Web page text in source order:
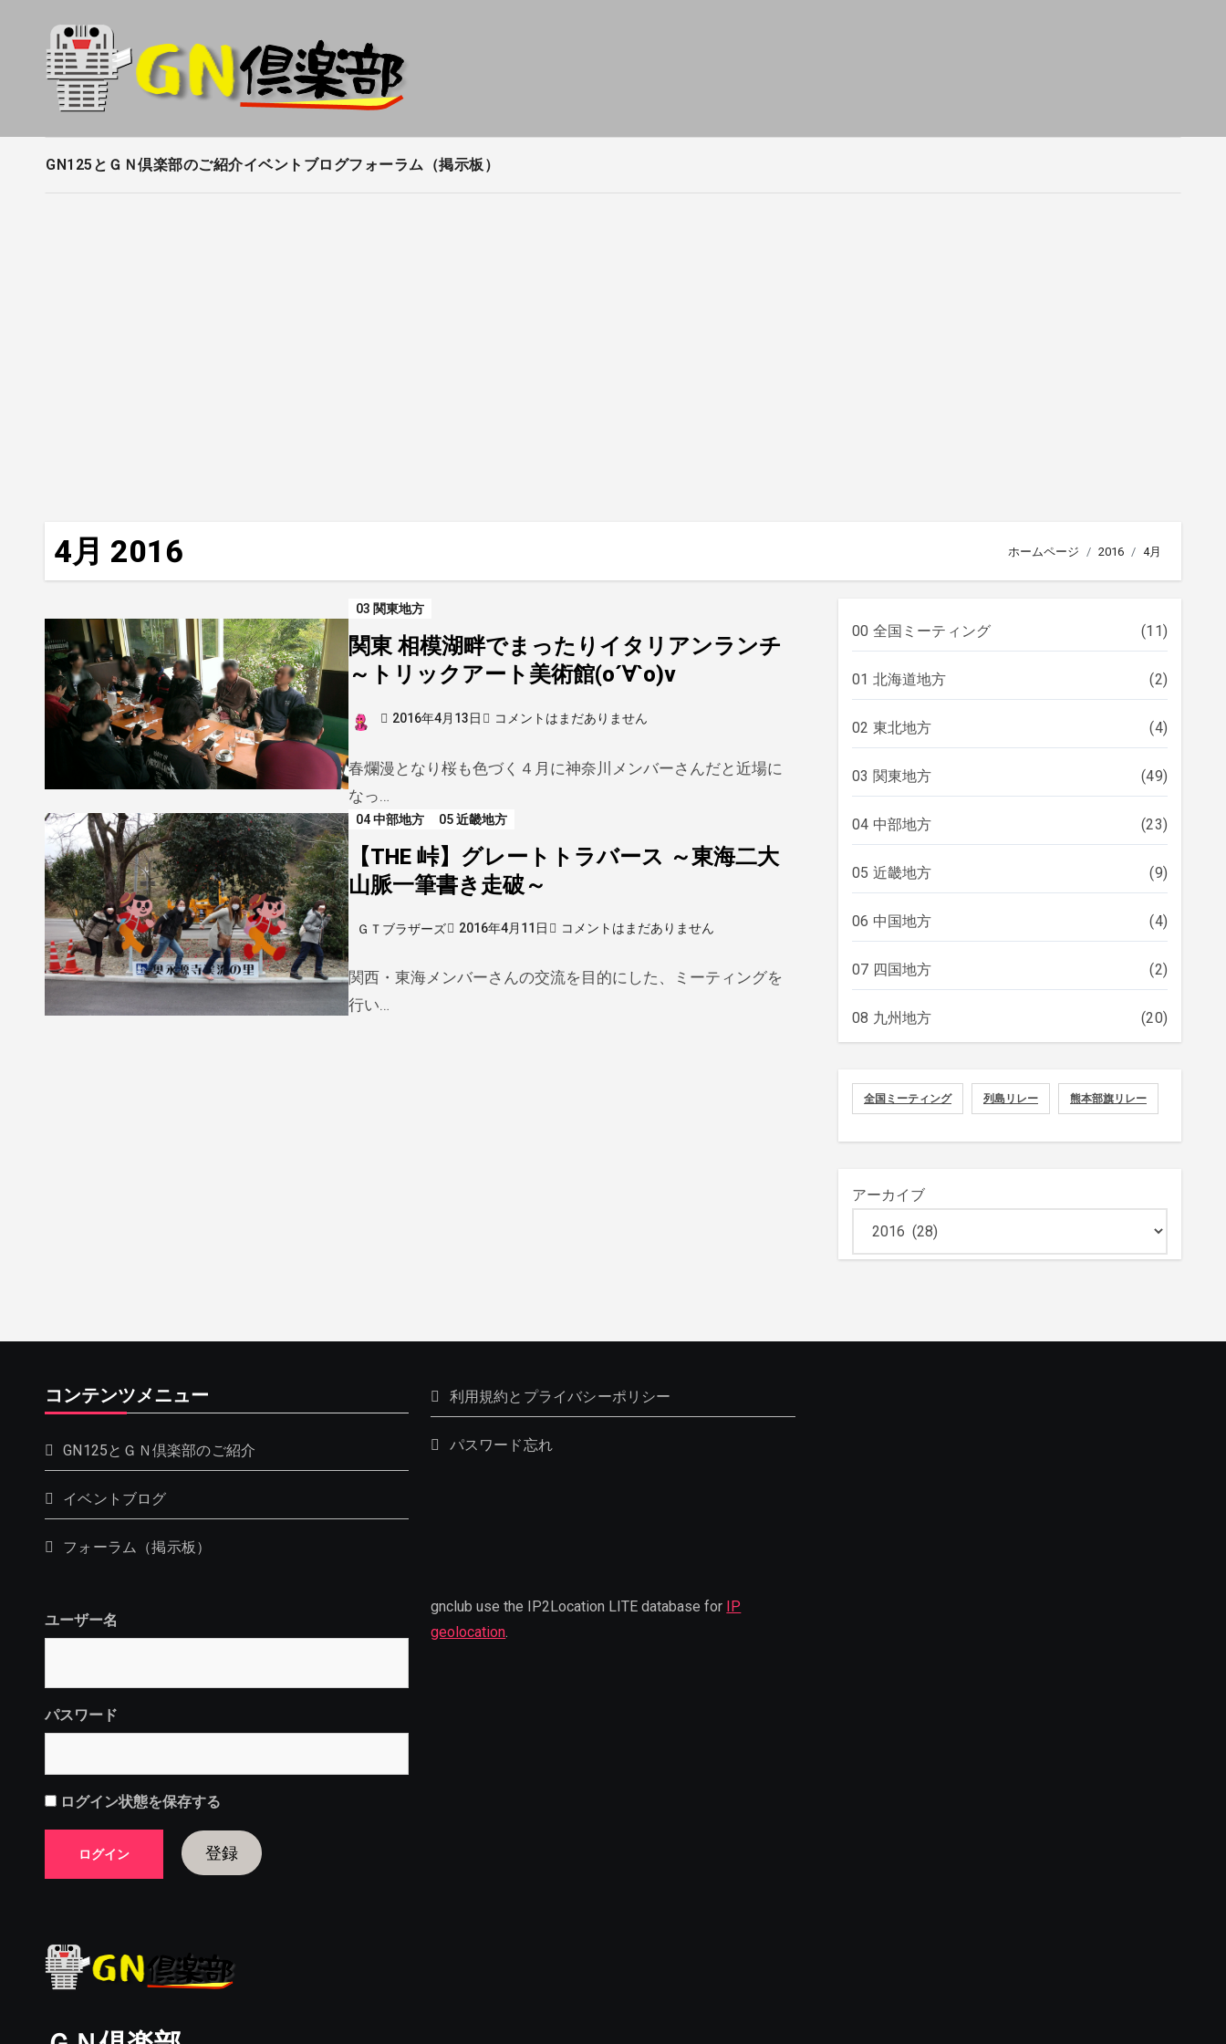
ッ
GN125とＧＮ倶楽部のご紹介イベントブログフォーラム（掲示板）
4月 2016 ホームページ 2016 4月
03 関東地方
関東 相模湖畔でまったりイタリアンランチ
～トリックアート美術館(о´∀`о)v
2016年4月13日 コメントはまだありません
春爛漫となり桜も色づく４月に神奈川メンバーさんだと近場に
なっ…
04 中部地方 05 近畿地方
【THE 峠】グレートトラバース ～東海二大
山脈一筆書き走破～
ＧＴブラザーズ 2016年4月11日 コメントはまだありません
関西・東海メンバーさんの交流を目的にした、ミーティングを
行い…
00 全国ミーティング (11)
01 北海道地方 (2)
02 東北地方 (4)
03 関東地方 (49)
04 中部地方 (23)
05 近畿地方 (9)
06 中国地方 (4)
07 四国地方 (2)
08 九州地方 (20)
全国ミーティング 列島リレー 熊本部旗リレー
アーカイブ
コンテンツメニュー
GN125とＧＮ倶楽部のご紹介
イベントブログ
フォーラム（掲示板）
利用規約とプライバシーポリシー
パスワード忘れ
ユーザー名
パスワード
ログイン状態を保存する
登録
gnclub use the IP2Location LITE database for IP
geolocation.